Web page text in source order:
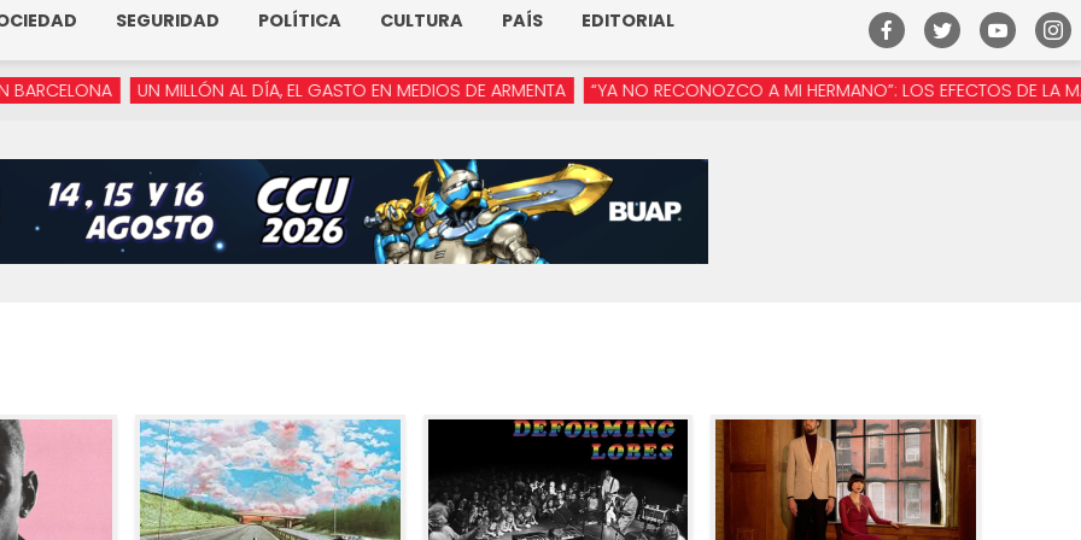
SEGURIDAD POLÍTICA CULTURA PAÍS
EDITORIAL
MILLÓN AL DÍA, EL GASTO EN MEDIOS DE ARMENTA “YA NO RECONOZCO A MI HERMANO”: LOS EFECTOS DE LA MANÓSFERA EN